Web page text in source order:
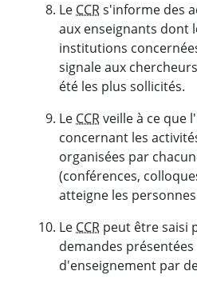
Le CCRs'informe des
aux enseignants dont
institutions
signale aux
été les plus sollicités.
Le CCRveille à ce que
concernant les
organisées par
(conférences,
atteigne les
Le CCR peut être saisi
demandes présentées
d'enseignement par